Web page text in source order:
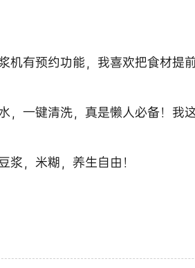
机有预约功能，我喜欢把食材提
，一键清洗，真是懒人必备！我
，米糊，养生自由！